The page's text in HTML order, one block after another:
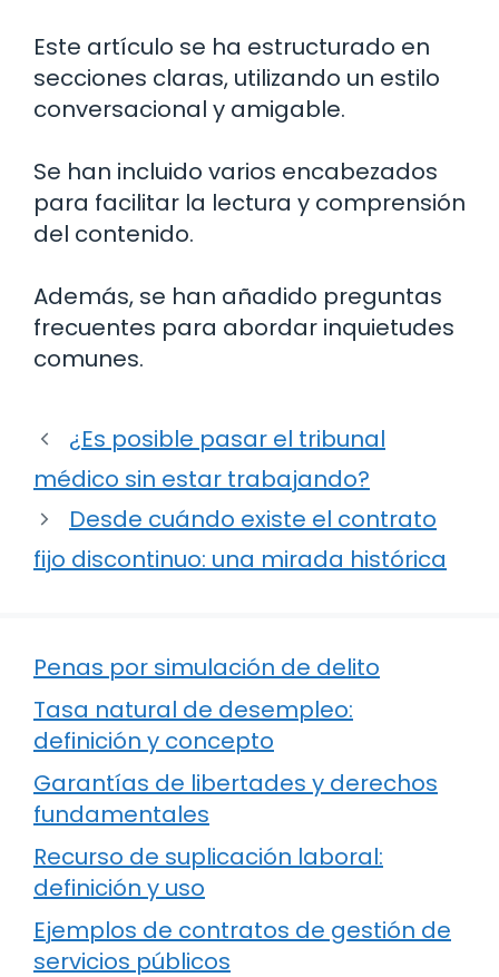
Este artículo se ha estructurado en
secciones claras, utilizando un estilo
conversacional y amigable.
Se han incluido varios encabezados
para facilitar la lectura y comprensión
del contenido.
Además, se han añadido preguntas
frecuentes para abordar inquietudes
comunes.
¿Es posible pasar el tribunal
médico sin estar trabajando?
Desde cuándo existe el contrato
fijo discontinuo: una mirada histórica
Penas por simulación de delito
Tasa natural de desempleo:
definición y concepto
Garantías de libertades y derechos
fundamentales
Recurso de suplicación laboral:
definición y uso
Ejemplos de contratos de gestión de
servicios públicos